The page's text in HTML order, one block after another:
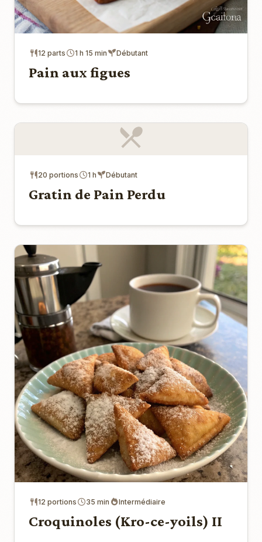
12 parts 1 h 15 min Débutant
Pain aux figues
20 portions 1 h Débutant
Gratin de Pain Perdu
12 portions 35 min Intermédiaire
Croquinoles (Kro-ce-yoils) II